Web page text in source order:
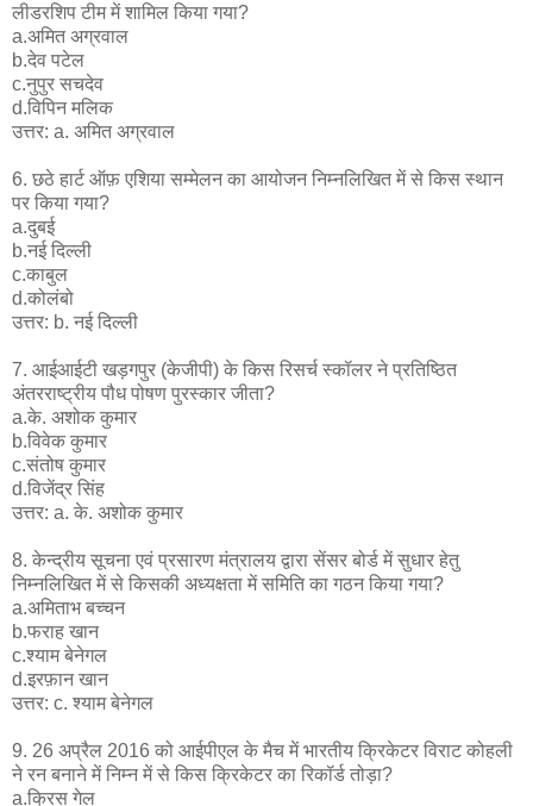
लीडरशिप टीम में शामिल किया गया?
a.अमित अग्रवाल
b.देव पटेल
c.नुपुर सचदेव
d.विपिन मलिक
उत्तर: a. अमित अग्रवाल
6. छठे हार्ट ऑफ़ एशिया सम्मेलन का आयोजन निम्नलिखित में से किस स्थान
पर किया गया?
a.दुबई
b.नई दिल्ली
c.काबुल
d.कोलंबो
उत्तर: b. नई दिल्ली
7. आईआईटी खड़गपुर (केजीपी) के किस रिसर्च स्कॉलर ने प्रतिष्ठित
अंतरराष्ट्रीय पौध पोषण पुरस्कार जीता?
a.के. अशोक कुमार
b.विवेक कुमार
c.संतोष कुमार
d.विजेंद्र सिंह
उत्तर: a. के. अशोक कुमार
8. केन्द्रीय सूचना एवं प्रसारण मंत्रालय द्वारा सेंसर बोर्ड में सुधार हेतु
निम्नलिखित में से किसकी अध्यक्षता में समिति का गठन किया गया?
a.अमिताभ बच्चन
b.फराह खान
c.श्याम बेनेगल
d.इरफ़ान खान
उत्तर: c. श्याम बेनेगल
9. 26 अप्रैल 2016 को आईपीएल के मैच में भारतीय क्रिकेटर विराट कोहली
ने रन बनाने में निम्न में से किस क्रिकेटर का रिकॉर्ड तोड़ा?
a.क्रिस गेल